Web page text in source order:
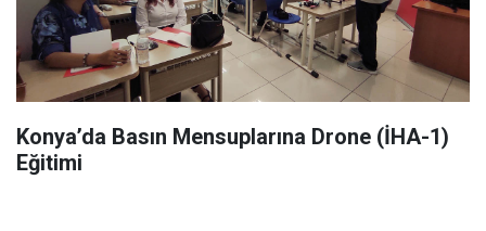
Konya’da Basın Mensuplarına Drone (İHA-1)
Eğitimi